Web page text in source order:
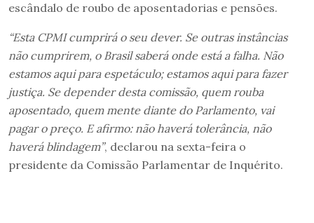
escândalo de roubo de aposentadorias e pensões.
“Esta CPMI cumprirá o seu dever. Se outras instâncias
não cumprirem, o Brasil saberá onde está a falha. Não
estamos aqui para espetáculo; estamos aqui para fazer
justiça. Se depender desta comissão, quem rouba
aposentado, quem mente diante do Parlamento, vai
pagar o preço. E afirmo: não haverá tolerância, não
haverá blindagem”, declarou na sexta-feira o
presidente da Comissão Parlamentar de Inquérito.